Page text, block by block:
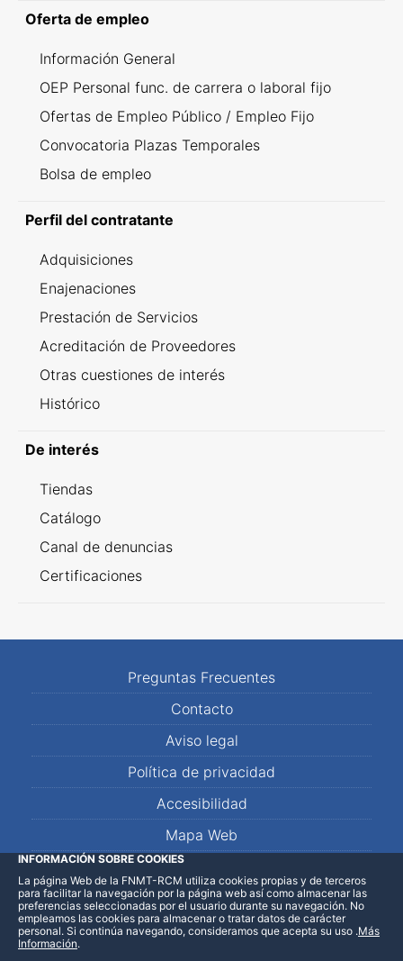
Oferta de empleo
Información General
OEP Personal func. de carrera o laboral fijo
Ofertas de Empleo Público / Empleo Fijo
Convocatoria Plazas Temporales
Bolsa de empleo
Perfil del contratante
Adquisiciones
Enajenaciones
Prestación de Servicios
Acreditación de Proveedores
Otras cuestiones de interés
Histórico
De interés
Tiendas
Catálogo
Canal de denuncias
Certificaciones
Preguntas Frecuentes
Contacto
Aviso legal
Política de privacidad
Accesibilidad
Mapa Web
LinkedInFacebookWhatsApp
INFORMACIÓN SOBRE COOKIES
La página Web de la FNMT-RCM utiliza cookies propias y de terceros
para facilitar la navegación por la página web así como almacenar las
preferencias seleccionadas por el usuario durante su navegación. No
empleamos las cookies para almacenar o tratar datos de carácter
personal. Si continúa navegando, consideramos que acepta su uso .Más
Información.